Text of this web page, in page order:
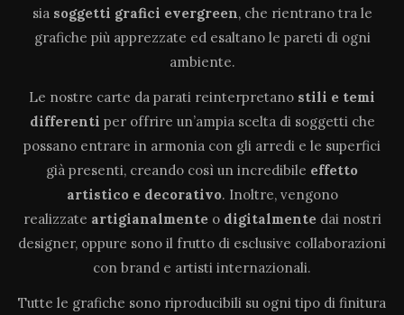
sia soggetti grafici evergreen, che rientrano tra le
grafiche più apprezzate ed esaltano le pareti di ogni
ambiente.
Le nostre carte da parati reinterpretano stili e temi
differenti per offrire un’ampia scelta di soggetti che
possano entrare in armonia con gli arredi e le superfici
già presenti, creando così un incredibile effetto
artistico e decorativo. Inoltre, vengono
realizzate artigianalmenteo digitalmentedai nostri
designer, oppure sono il frutto di esclusive collaborazioni
con brand e artisti internazionali.
Tutte le grafiche sono riproducibili su ogni tipo di finitura